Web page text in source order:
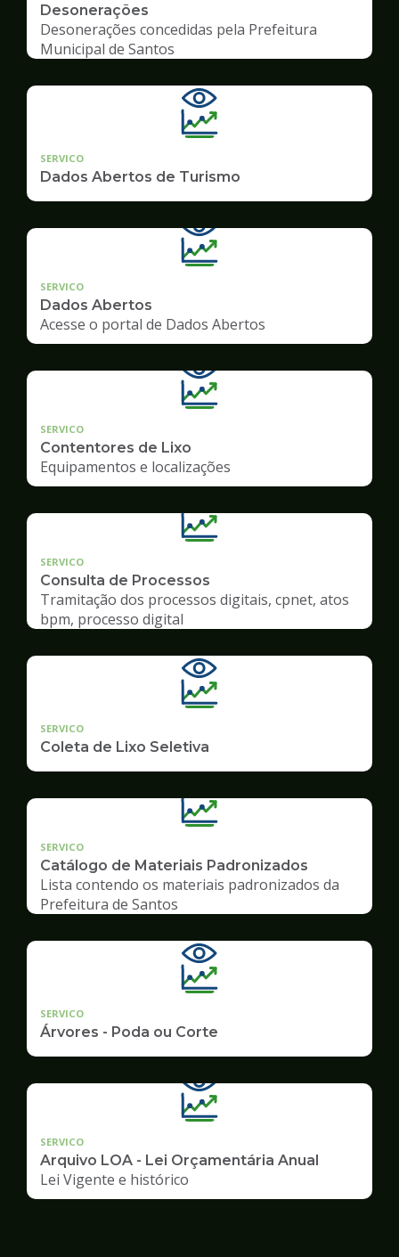
Desonerações
Desonerações concedidas pela Prefeitura
Municipal de Santos
SERVICO
Dados Abertos de Turismo
SERVICO
Dados Abertos
Acesse o portal de Dados Abertos
SERVICO
Contentores de Lixo
Equipamentos e localizações
SERVICO
Consulta de Processos
Tramitação dos processos digitais, cpnet, atos
bpm, processo digital
SERVICO
Coleta de Lixo Seletiva
SERVICO
Catálogo de Materiais Padronizados
Lista contendo os materiais padronizados da
Prefeitura de Santos
SERVICO
Árvores - Poda ou Corte
SERVICO
Arquivo LOA - Lei Orçamentária Anual
Lei Vigente e histórico